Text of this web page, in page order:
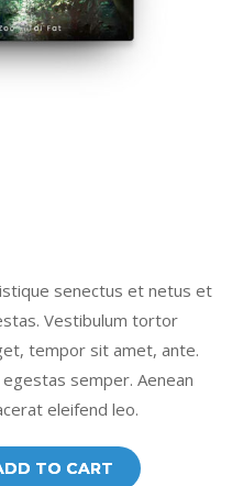
senectus et netus et
Vestibulum tortor
tempor sit amet, ante.
semper. Aenean
eleifend leo.
TO CART